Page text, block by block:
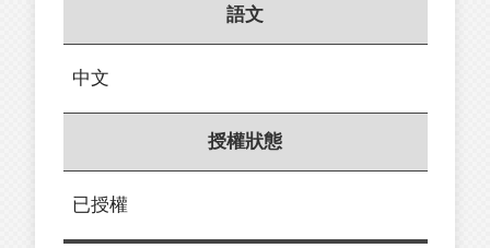
語文
中文
授權狀態
已授權